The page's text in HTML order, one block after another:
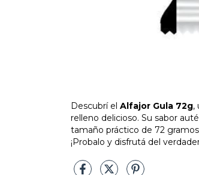
Descubrí el Alfajor Gula 72g,
relleno delicioso. Su sabor
tamaño práctico de 72
¡Probalo y disfrutá del